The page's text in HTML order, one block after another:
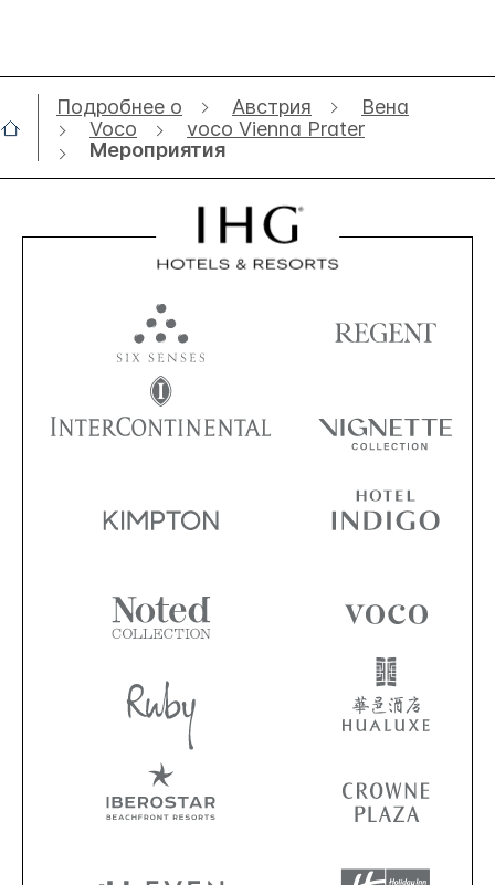
Подробнее о Австрия
Вена
Voco
voco Vienna Prater
Мероприятия